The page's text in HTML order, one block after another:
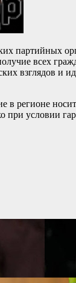
партийных
всех
взглядов
регионе
условии